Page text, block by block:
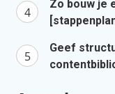
Zo bouw je
Geef